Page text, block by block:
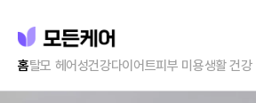
홈탈모 헤어 성건강다이어트피부 미용생활 건강